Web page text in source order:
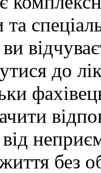
та
до
без